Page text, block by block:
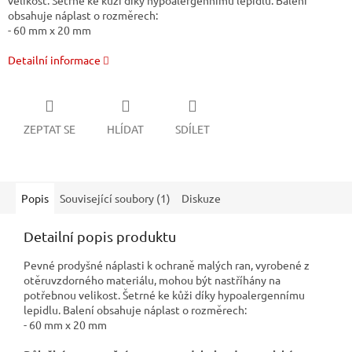
obsahuje náplast o rozměrech:
- 60 mm x 20 mm
Detailní informace
ZEPTAT SE HLÍDAT SDÍLET
Popis Související soubory (1) Diskuze
Detailní popis produktu
Pevné prodyšné náplasti k ochraně malých ran, vyrobené z
otěruvzdorného materiálu, mohou být nastříhány na
potřebnou velikost. Šetrné ke kůži díky hypoalergennímu
lepidlu. Balení obsahuje náplast o rozměrech:
- 60 mm x 20 mm